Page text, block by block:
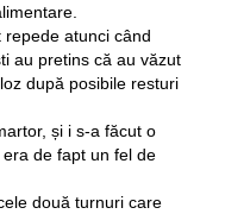
repede atunci când
au pretins că au văzut
după posibile resturi
și i s-a făcut o
de fapt un fel de
două turnuri care